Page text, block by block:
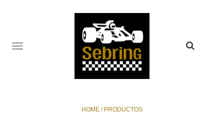
TOGGLE
NAVIGATION
HOME / PRODUCTOS